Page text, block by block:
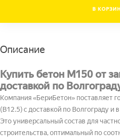
В
Описание
Купить бетон М150 от
доставкой по
Компания «БериБетон» поставляет
(В12.5) с доставкой по Волгограду и
Это универсальный состав для
строительства, оптимальный по